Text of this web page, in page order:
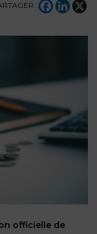
:
officielle de